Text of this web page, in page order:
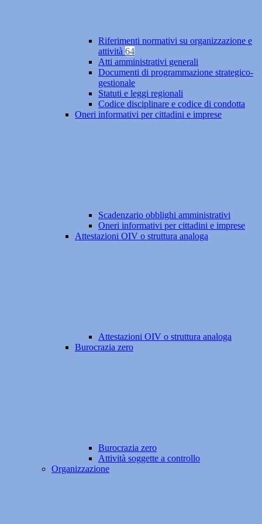
Riferimenti normativi su organizzazione e
attività 64
Atti amministrativi generali
Documenti di programmazione strategico-
gestionale
Statuti e leggi regionali
Codice disciplinare e codice di condotta
Oneri informativi per cittadini e imprese
Scadenzario obblighi amministrativi
Oneri informativi per cittadini e imprese
Attestazioni OIV o struttura analoga
Attestazioni OIV o struttura analoga
Burocrazia zero
Burocrazia zero
Attività soggette a controllo
Organizzazione